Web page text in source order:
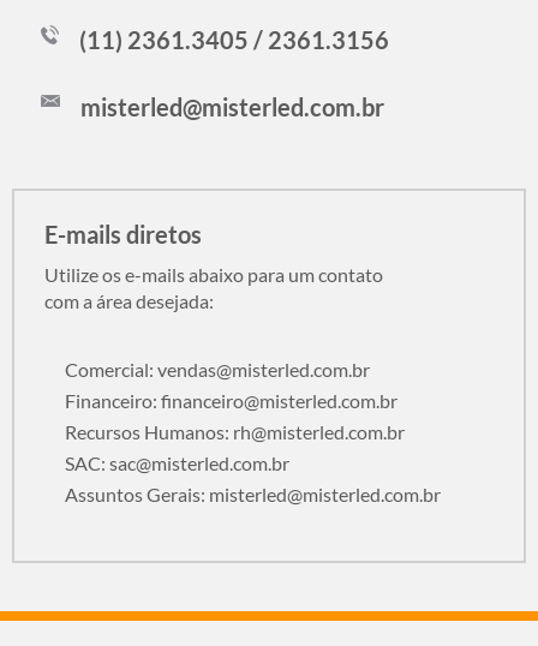
(11) 2361.3405 / 2361.3156
misterled@misterled.com.br
E-mails diretos
Utilize os e-mails abaixo para um contato
com a área desejada:
Comercial: vendas@misterled.com.br
Financeiro: financeiro@misterled.com.br
Recursos Humanos: rh@misterled.com.br
SAC: sac@misterled.com.br
Assuntos Gerais: misterled@misterled.com.br